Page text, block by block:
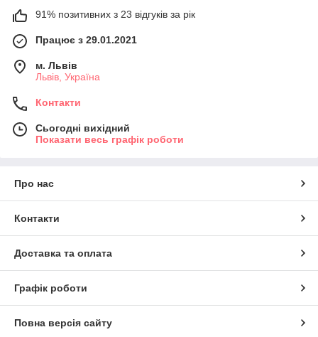
91% позитивних з 23 відгуків за рік
Працює з 29.01.2021
м. Львів
Львів, Україна
Контакти
Сьогодні вихідний
Показати весь графік роботи
Про нас
Контакти
Доставка та оплата
Графік роботи
Повна версія сайту